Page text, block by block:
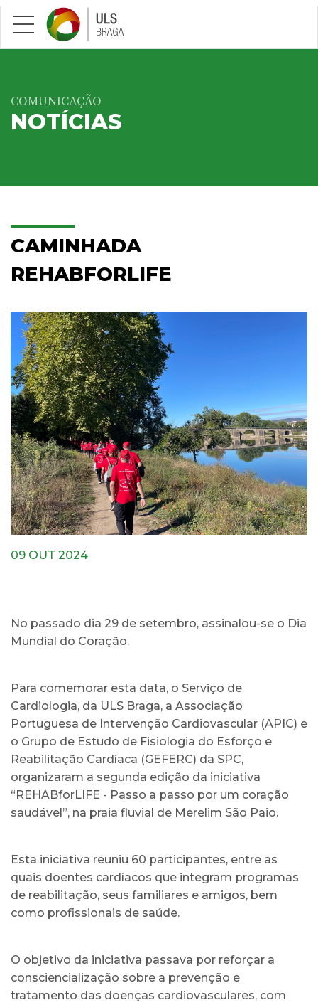
Saltar para conteúdo principal
COMUNICAÇÃO
NOTÍCIAS
CAMINHADA
REHABFORLIFE
09 OUT 2024
No passado dia 29 de setembro, assinalou-se o Dia
Mundial do Coração.
Para comemorar esta data, o Serviço de
Cardiologia, da ULS Braga, a Associação
Portuguesa de Intervenção Cardiovascular (APIC) e
o Grupo de Estudo de Fisiologia do Esforço e
Reabilitação Cardíaca (GEFERC) da SPC,
organizaram a segunda edição da iniciativa
“REHABforLIFE - Passo a passo por um coração
saudável”, na praia fluvial de Merelim São Paio.
Esta iniciativa reuniu 60 participantes, entre as
quais doentes cardíacos que integram programas
de reabilitação, seus familiares e amigos, bem
como profissionais de saúde.
O objetivo da iniciativa passava por reforçar a
consciencialização sobre a prevenção e
tratamento das doenças cardiovasculares, com